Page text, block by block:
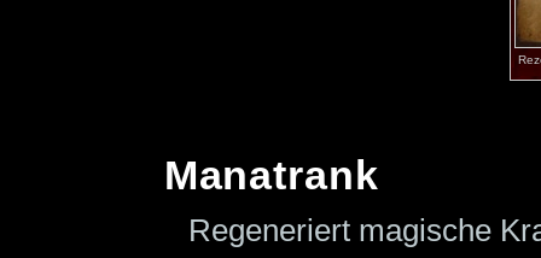
Manatrank
Regeneriert magische